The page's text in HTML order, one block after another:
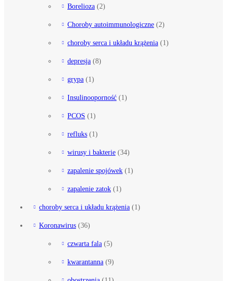
Borelioza (2)
Choroby autoimmunologiczne (2)
choroby serca i układu krążenia (1)
depresja (8)
grypa (1)
Insulinooporność (1)
PCOS (1)
refluks (1)
wirusy i bakterie (34)
zapalenie spojówek (1)
zapalenie zatok (1)
choroby serca i układu krążenia (1)
Koronawirus (36)
czwarta fala (5)
kwarantanna (9)